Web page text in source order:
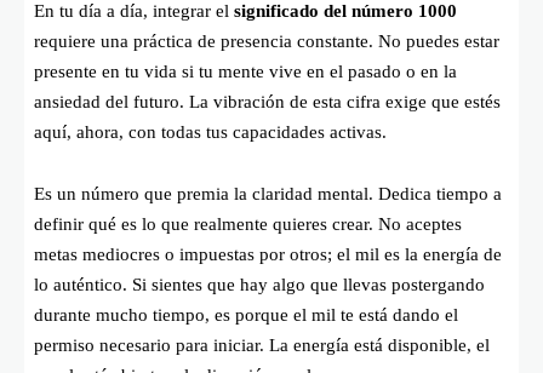
En tu día a día, integrar el significado del número 1000
requiere una práctica de presencia constante. No puedes estar
presente en tu vida si tu mente vive en el pasado o en la
ansiedad del futuro. La vibración de esta cifra exige que estés
aquí, ahora, con todas tus capacidades activas.
Es un número que premia la claridad mental. Dedica tiempo a
definir qué es lo que realmente quieres crear. No aceptes
metas mediocres o impuestas por otros; el mil es la energía de
lo auténtico. Si sientes que hay algo que llevas postergando
durante mucho tiempo, es porque el mil te está dando el
permiso necesario para iniciar. La energía está disponible, el